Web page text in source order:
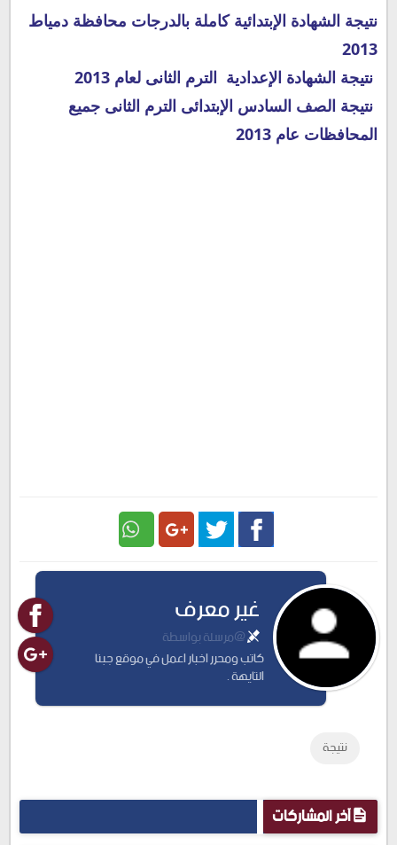
نتيجة الشهادة الإبتدائية كاملة بالدرجات محافظة دمياط
2013
نتيجة الشهادة الإعدادية الترم الثانى لعام 2013
نتيجة الصف السادس الإبتدائى الترم الثانى جميع
المحافظات عام 2013
غير معرف
@مرسلة بواسطة
كاتب ومحرر اخبار اعمل في موقع جبنا
التايهة .
نتيجة
آخر المشاركات